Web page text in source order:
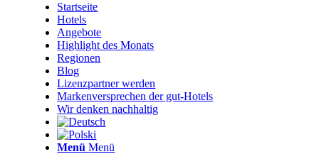
Startseite
Hotels
Angebote
Highlight des Monats
Regionen
Blog
Lizenzpartner werden
Markenversprechen der gut-Hotels
Wir denken nachhaltig
Menü Menü